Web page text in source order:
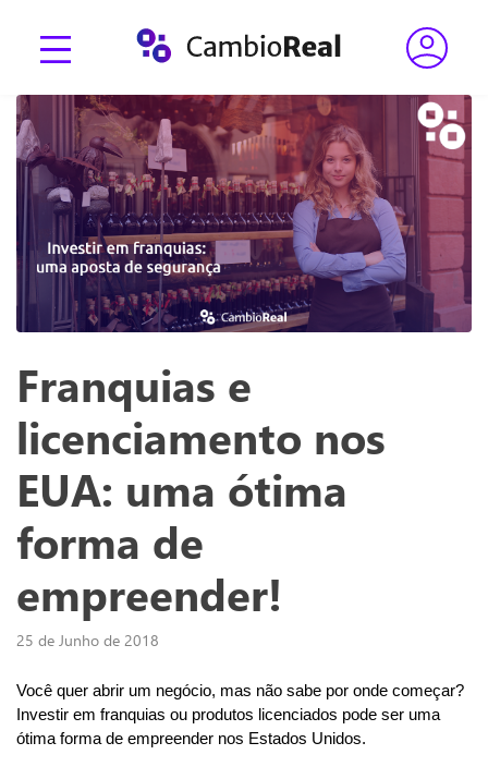
Franquias e
licenciamento nos
EUA: uma ótima
forma de
empreender!
25 de Junho de 2018
Você quer abrir um negócio, mas não sabe por onde começar?
Investir em franquias ou produtos licenciados pode ser uma
ótima forma de empreender nos Estados Unidos.